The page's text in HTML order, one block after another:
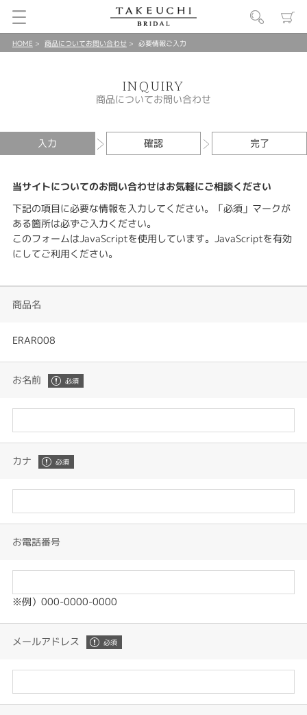
HOME 商品についてお問い合わせ 必要情報ご入力
INQUIRY
商品についてお問い合わせ
入力 確認 完了
当サイトについてのお問い合わせはお気軽にご相談ください
下記の項目に必要な情報を入力してください。「必須」マークが
ある箇所は必ずご入力ください。
このフォームはJavaScriptを使用しています。JavaScriptを有効
にしてご利用ください。
商品名
ERAR008
お名前
カナ
お電話番号
※例）000-0000-0000
メールアドレス